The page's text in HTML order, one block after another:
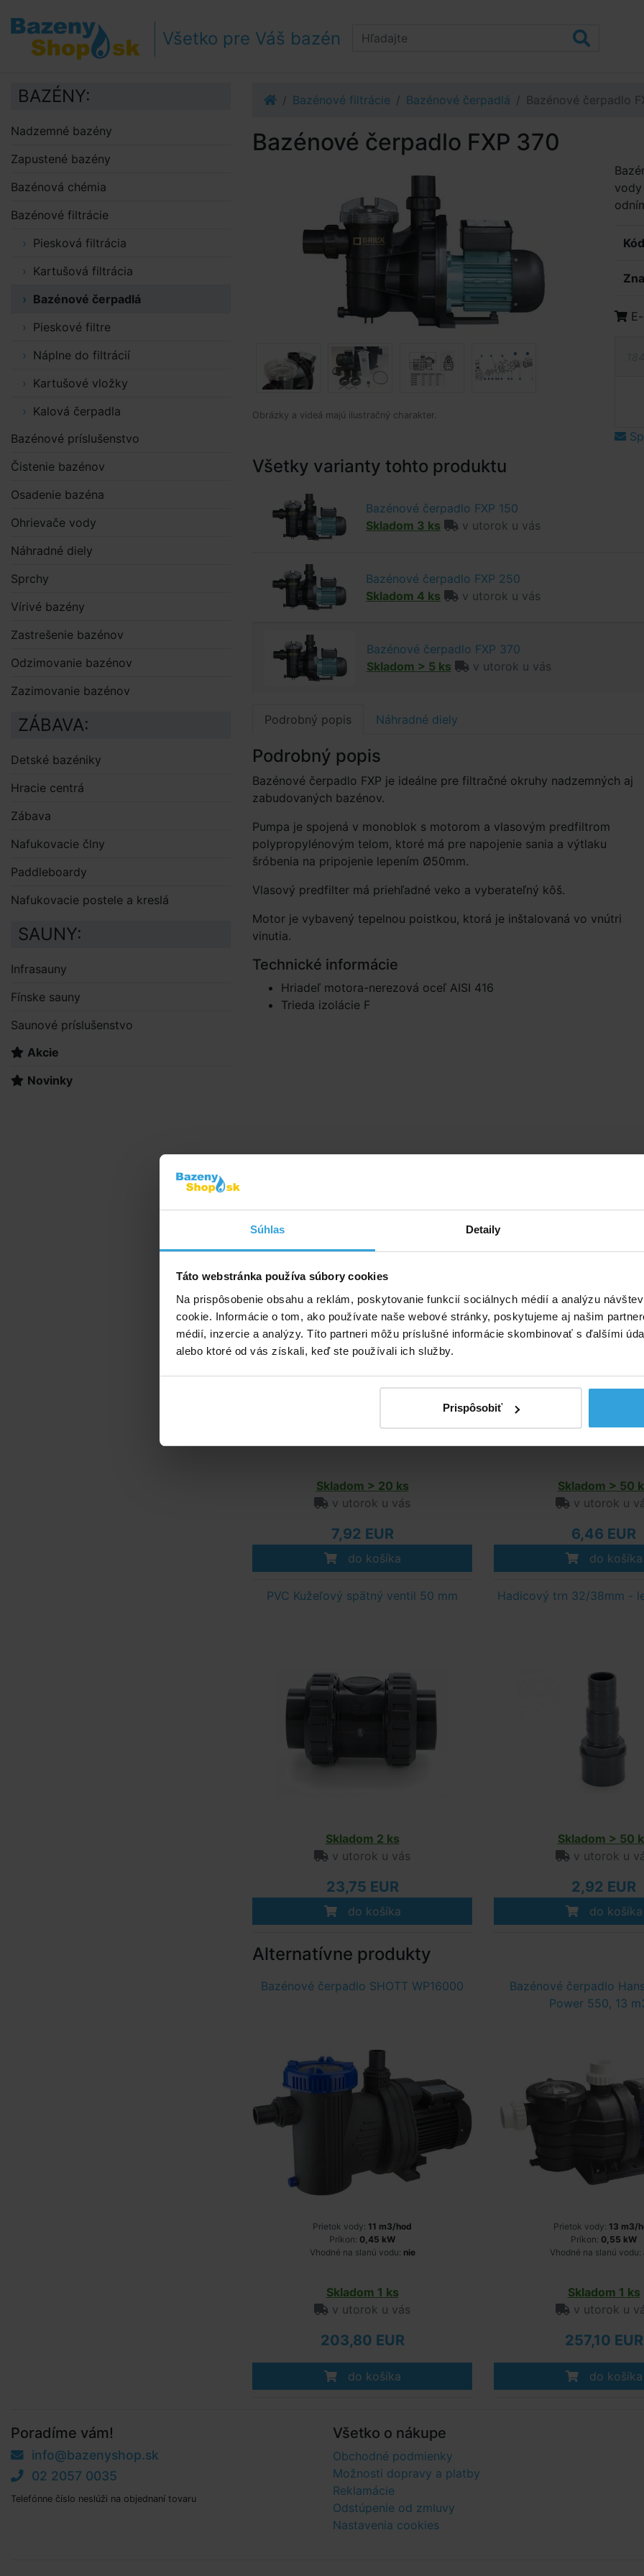
Súhlas Detaily
Táto webstránka používa súbory cookies
Na prispôsobenie obsahu a reklám, poskytovanie funkcií sociálnych médií a analýzu
cookie. Informácie o tom, ako používate naše webové stránky, poskytujeme aj našim
médií, inzercie a analýzy. Títo partneri môžu príslušné informácie skombinovať s ďalšími
alebo ktoré od vás získali, keď ste používali ich služby.
Prispôsobiť
Prejsť na obsah
Prejsť k bočnému stĺpci
Klávesové skratky
Všetko pre Váš bazén
Bazénové filtrácie Bazénové čerpadlá Bazénové čerpadlo
Bazénové čerpadlo FXP 370
Obrázky a videá majú ilustračný charakter.
Všetky varianty tohto produktu
Bazénové čerpadlo FXP 150
Skladom 3 ks
v utorok u vás
Bazénové čerpadlo FXP 250
Skladom 4 ks
v utorok u vás
Bazénové čerpadlo FXP 370
Skladom > 5 ks
v utorok u vás
Podrobný popis Náhradné diely
Podrobný popis
Bazénové čerpadlo FXP je ideálne pre filtračné okruhy nadzemných aj
zabudovaných bazénov.
Pumpa je spojená v monoblok s motorom a vlasovým predfiltrom
polypropylénovým telom, ktoré má pre napojenie sania a výtlaku
šróbenia na pripojenie lepením Ø50mm.
Vlasový predfilter má priehľadné veko a vyberateľný kôš.
Motor je vybavený tepelnou poistkou, ktorá je inštalovaná vo vnútri
vinutia.
Technické informácie
Hriadeľ motora-nerezová oceľ AISI 416
Trieda izolácie F
Doporučené príslušenstvo (5)
Skladom > 20 ks
v utorok u vás
7,92 EUR
do košíka
Skladom > 50
v utorok u
6,46 EUR
do košíka
PVC Kužeľový spätný ventil 50 mm
Skladom 2 ks
v utorok u vás
23,75 EUR
do košíka
Hadicový trn 32/38mm -
Skladom > 50
v utorok u
2,92 EUR
do košíka
Alternatívne produkty
Bazénové čerpadlo SHOTT WP16000
Prietok vody: 11 m3/hod
Príkon: 0,45 kW
Vhodné na slanú vodu: nie
Skladom 1 ks
v utorok u vás
203,80 EUR
do košíka
Bazénové čerpadlo
Power 550, 13
Prietok vody: 13 m3/
Príkon: 0,55 kW
Vhodné na slanú vodu:
Skladom 1 ks
v utorok u
257,10 EUR
do košíka
BAZÉNY:
Nadzemné bazény
Zapustené bazény
Bazénová chémia
Bazénové filtrácie
Piesková filtrácia
Kartušová filtrácia
Bazénové čerpadlá
Pieskové filtre
Náplne do filtrácií
Kartušové vložky
Kalová čerpadla
Bazénové príslušenstvo
Čistenie bazénov
Osadenie bazéna
Ohrievače vody
Náhradné diely
Sprchy
Vírivé bazény
Zastrešenie bazénov
Odzimovanie bazénov
Zazimovanie bazénov
ZÁBAVA:
Detské bazéniky
Hracie centrá
Zábava
Nafukovacie člny
Paddleboardy
Nafukovacie postele a kreslá
SAUNY:
Infrasauny
Fínske sauny
Saunové príslušenstvo
Akcie
Novinky
Poradíme vám!
info@bazenyshop.sk
02 2057 0035
Telefónne číslo neslúži na objednaní tovaru
Všetko o nákupe
Obchodné podmienky
Možnosti dopravy a platby
Reklamácie
Odstúpenie od zmluvy
Nastavenia cookies